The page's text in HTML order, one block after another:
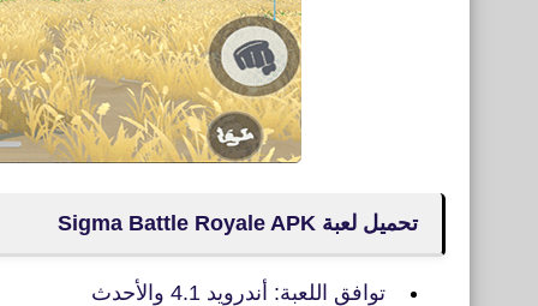
تحميل لعبة Sigma Battle Royale APK
توافق اللعبة: أندرويد 4.1 والأحدث